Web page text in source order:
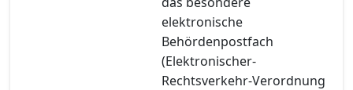
elektronische
Behördenpostfach
(Elektronischer-
Rechtsverkehr-Verordnung